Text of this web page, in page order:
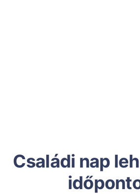
Családi nap